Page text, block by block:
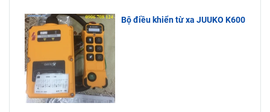
goong vận
chuyển hàng
hoá…Quý
khách cần
liên hệ đến
Công Ty
Bách Phương
để được tư
Phương
Bộ điều khiển từ xa JUUKO K600